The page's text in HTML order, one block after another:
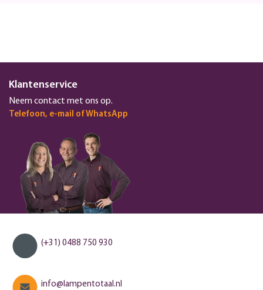
Klantenservice
Neem contact met ons op.
Telefoon, e-mail of WhatsApp
(+31) 0488 750 930
info@lampentotaal.nl